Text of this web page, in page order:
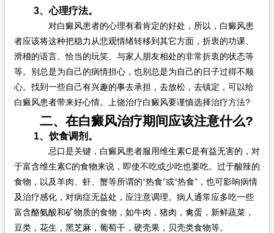
3、心理疗法。
对白癜风患者的心理有着肯定的好处，所以，白癜风患
者应该将这种把稳力从悲观情绪转移到其它方面，折衷的功课、
滑稽的语言、恰当的玩笑、与家人朋友相处的非常折衷的状态等
等。别总是为自己的病情担心，也别总是为自己的日子过得不顺
心。找到一些自己有兴趣的事去承担，去放松，去镇定，可以给
白癜风患者带来好心情。上饶治疗白癜风要谨慎选择治疗方法?
二、在白癜风治疗期间应该注意什么?
1、饮食调剂。
忌口是关键，白癜风患者服用维生素C是有益无害的，对
于富含维生素C的食物来说，即使不吃或少吃也要吃。过于酸辣的
食物，以及羊肉、虾、蟹等所谓的“热食”或“热食”，也可影响病情
及治疗感化，对病症无益处，应注意调理。病人通常应多吃一些
富含酪氨酸和矿物质的食物，如牛肉，猪肉，禽蛋，新鲜蔬菜，
豆类，花生，黑芝麻，葡萄干，硬壳果，贝壳类食物等。